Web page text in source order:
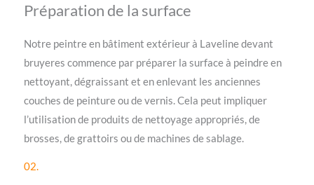
Préparation de la surface
Notre peintre en bâtiment extérieur à Laveline devant
bruyeres commence par préparer la surface à peindre en
nettoyant, dégraissant et en enlevant les anciennes
couches de peinture ou de vernis. Cela peut impliquer
l’utilisation de produits de nettoyage appropriés, de
brosses, de grattoirs ou de machines de sablage.
02.